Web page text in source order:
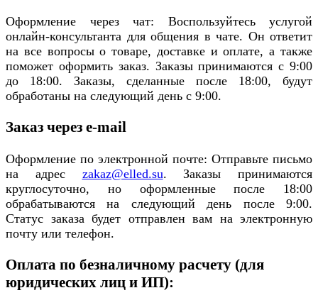
Оформление через чат: Воспользуйтесь услугой
онлайн-консультанта для общения в чате. Он ответит
на все вопросы о товаре, доставке и оплате, а также
поможет оформить заказ. Заказы принимаются с 9:00
до 18:00. Заказы, сделанные после 18:00, будут
обработаны на следующий день с 9:00.
Заказ через e-mail
Оформление по электронной почте: Отправьте письмо
на адрес zakaz@elled.su. Заказы принимаются
круглосуточно, но оформленные после 18:00
обрабатываются на следующий день после 9:00.
Статус заказа будет отправлен вам на электронную
почту или телефон.
Оплата по безналичному расчету (для
юридических лиц и ИП):